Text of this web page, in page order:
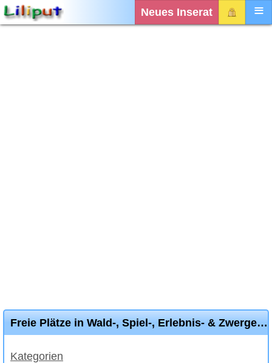
Neues Inserat
Freie Plätze in Wald-, Spiel-, Erlebnis- & Zwergengruppe Pinocchio Basel
Kategorien